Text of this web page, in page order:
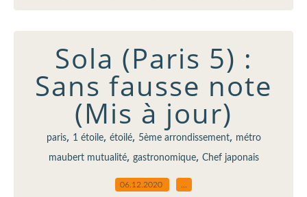
Sola (Paris 5) :
Sans fausse note
(Mis à jour)
paris, 1 étoile, étoilé, 5ème arrondissement, métro
maubert mutualité, gastronomique, Chef japonais
06.12.2020